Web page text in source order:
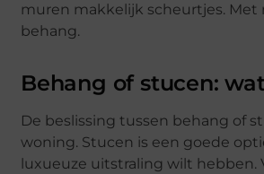
muren makkelijk scheurtjes.
behang.
Behang of stucen:
De beslissing tussen behang of
woning. Stucen is een goede
luxueuze uitstraling wilt hebben.